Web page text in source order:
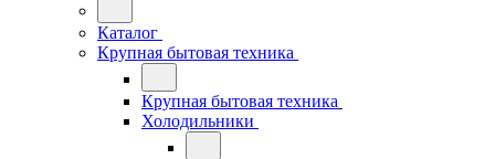
Каталог
Крупная бытовая техника
Крупная бытовая техника
Холодильники